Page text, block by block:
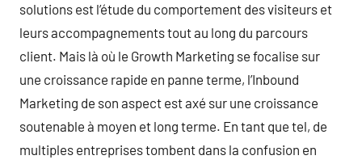
solutions est l’étude du comportement des visiteurs et
leurs accompagnements tout au long du parcours
client. Mais là où le Growth Marketing se focalise sur
une croissance rapide en panne terme, l’Inbound
Marketing de son aspect est axé sur une croissance
soutenable à moyen et long terme. En tant que tel, de
multiples entreprises tombent dans la confusion en